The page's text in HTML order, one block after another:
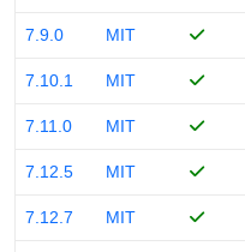
7.9.0 MIT
7.10.1 MIT
7.11.0 MIT
7.12.5 MIT
7.12.7 MIT